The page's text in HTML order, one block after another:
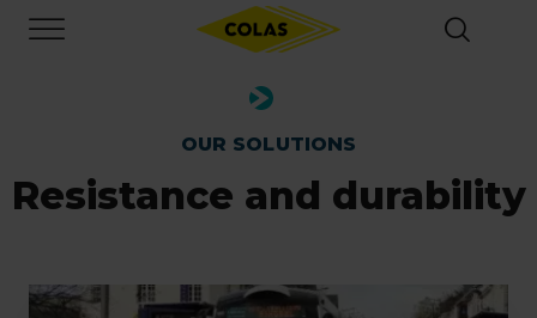
main
OUR SOLUTIONS
Resistance and durability